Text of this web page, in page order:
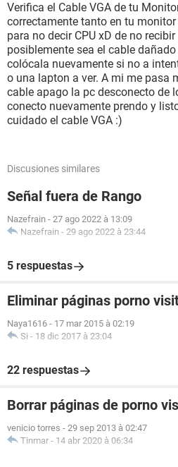
Verifica el Cable VGA de tu
correctamente tanto en tu
para no decir CPU xD de no
posiblemente sea el cable
colócala nuevamente si no a
o una lapton a ver. A mi me pasa
cable apago la pc desconecto de
conecto nuevamente prendo y
cuidado el cable VGA :)
Discusiones similares
Señal fuera de Rango
Nazefrain - 27 ago 2022 à 13:09
Nazefrain - 29 ago 2022 à 23:44
5 respuestas
Eliminar páginas porno
Naya1616 - 17 mar 2015 à 02:19
Si - 18 dic 2017 à 23:04
22 respuestas
Borrar páginas de porno
venicio torres - 29 sep 2013 à 02:47
Tinmar - 14 abr 2020 à 06:34